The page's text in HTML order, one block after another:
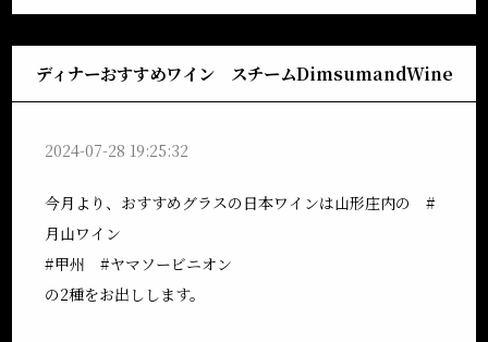
ディナーおすすめワイン スチームDimsumandWine
2024-07-28 19:25:32
今月より、おすすめグラスの日本ワインは山形庄内の #
月山ワイン
#甲州 #ヤマソービニオン
の2種をお出しします。